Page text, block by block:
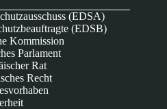
(EDSA)
(EDSB)
Kommission
Parlament
Rat
Recht